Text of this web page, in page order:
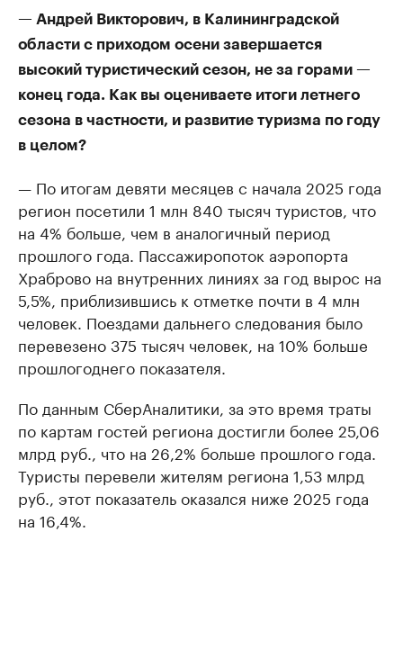
— Андрей Викторович, в Калининградской
области с приходом осени завершается
высокий туристический сезон, не за горами —
конец года. Как вы оцениваете итоги летнего
сезона в частности, и развитие туризма по году
в целом?
— По итогам девяти месяцев с начала 2025 года
регион посетили 1 млн 840 тысяч туристов, что
на 4% больше, чем в аналогичный период
прошлого года. Пассажиропоток аэропорта
Храброво на внутренних линиях за год вырос на
5,5%, приблизившись к отметке почти в 4 млн
человек. Поездами дальнего следования было
перевезено 375 тысяч человек, на 10% больше
прошлогоднего показателя.
По данным СберАналитики, за это время траты
по картам гостей региона достигли более 25,06
млрд руб., что на 26,2% больше прошлого года.
Туристы перевели жителям региона 1,53 млрд
руб., этот показатель оказался ниже 2025 года
на 16,4%.